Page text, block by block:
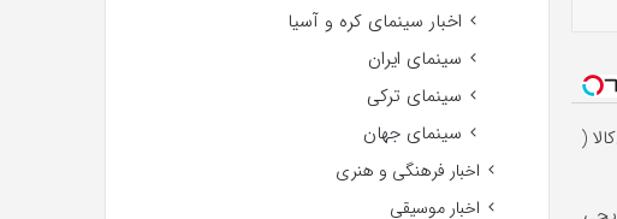
(
اخبار سینمای کره و آسیا
سینمای ایران
سینمای ترکی
سینمای جهان
اخبار فرهنگی و هنری
اخبار موسیقی